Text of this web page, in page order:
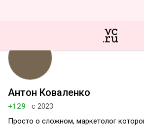
Антон Коваленко
+129
с 2023
Просто о сложном, маркетолог